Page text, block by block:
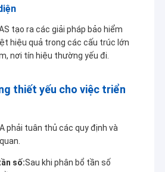
tạo ra các giải pháp bảo hiểm
hiệu quả trong các cấu trúc lớn
nơi tín hiệu thường yếu đi.
thiết yếu cho việc triển
phải tuân thủ các quy định và
số:Sau khi phân bổ tần số